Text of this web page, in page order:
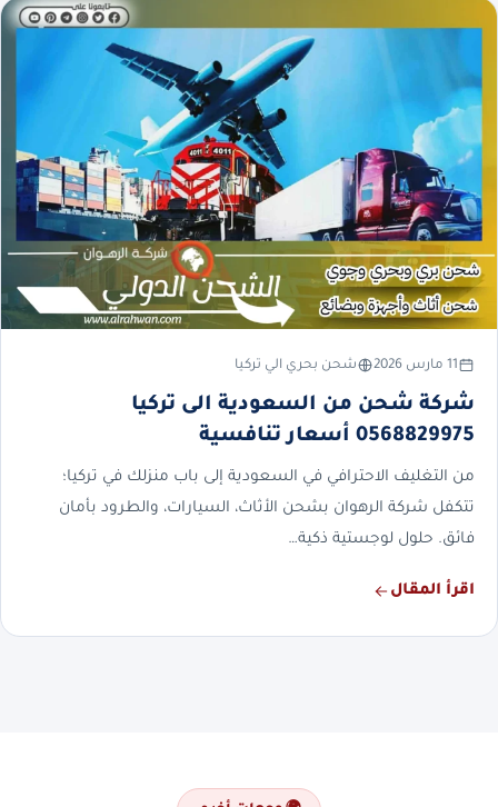
11 مارس 2026 شحن بحري الي تركيا
شركة شحن من السعودية الى تركيا
0568829975 أسعار تنافسية
من التغليف الاحترافي في السعودية إلى باب منزلك في تركيا؛
تتكفل شركة الرهوان بشحن الأثاث، السيارات، والطرود بأمان
فائق. حلول لوجستية ذكية…
اقرأ المقال